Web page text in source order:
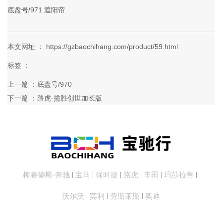
底盘号/971 遮阳帘
本文网址 ： https://gzbaochihang.com/product/59.html
标签 ：
上一篇 ： 底盘号/970
下一篇 ： 路虎-揽胜创世加长版
梅赛德斯-奔驰 宝马 保时捷 路虎 丰田 玛莎拉蒂
沃尔沃 宾利 劳斯莱斯 奥迪